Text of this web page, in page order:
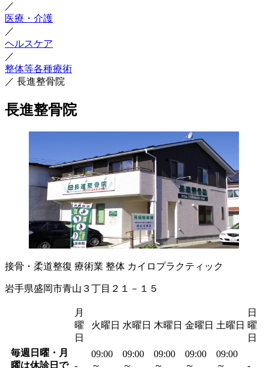
／
医療・介護
／
ヘルスケア
／
整体等各種療術
／ 長進整骨院
長進整骨院
接骨・柔道整復 療術業 整体 カイロプラクティック
岩手県盛岡市青山３丁目２１－１５
月
曜
日
火曜日 水曜日 木曜日 金曜日 土曜日
日
曜
日
毎週日曜・月
曜は休診日で
-
09:00
～
09:00
～
09:00
～
09:00
～
09:00
～
-